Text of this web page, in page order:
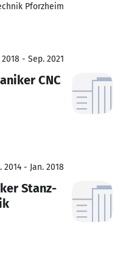
Pforzheim
- Sep. 2021
CNC
- Jan. 2018
Stanz-